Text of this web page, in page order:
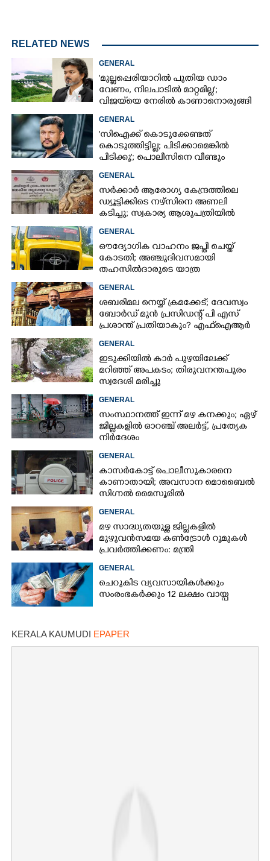
RELATED NEWS
GENERAL
'മുല്ലപ്പെരിയാറിൽ പുതിയ ഡാം
വേണം, നിലപാടിൽ മാറ്റമില്ല';
വിജയ്‌യെ നേരിൽ കാണാനൊരുങ്ങി
കേരള സർക്കാർ
GENERAL
'സിഐക്ക് കൊടുക്കേണ്ടത്
കൊടുത്തിട്ടില്ല; പിടിക്കാമെങ്കിൽ
പിടിക്കൂ'; പൊലീസിനെ വീണ്ടും
വെല്ലുവിളിച്ച് അർജുൻ ആയങ്കി
GENERAL
സർക്കാർ ആരോഗ്യ കേന്ദ്രത്തിലെ
ഡ്യൂട്ടിക്കിടെ നഴ്സിനെ അണലി
കടിച്ചു; സ്വകാര്യ ആശുപത്രിയിൽ
ചികിത്സയിൽ
GENERAL
ഔദ്യോഗിക വാഹനം ജപ്തി ചെയ്ത്
കോടതി; അഞ്ചുദിവസമായി
തഹസിൽദാരുടെ യാത്ര
ടിപ്പർ ലോറിയിൽ
GENERAL
ശബരിമല നെയ്യ് ക്രമക്കേട്; ദേവസ്വം
ബോർഡ് മുൻ പ്രസിഡന്റ് പി എസ്
പ്രശാന്ത് പ്രതിയാകും? എഫ്ഐആർ
ഇന്ന് കോടതിയിൽ
GENERAL
ഇടുക്കിയിൽ കാർ പുഴയിലേക്ക്
മറിഞ്ഞ് അപകടം; തിരുവനന്തപുരം
സ്വദേശി മരിച്ചു
GENERAL
സംസ്ഥാനത്ത് ഇന്ന് മഴ കനക്കും; ഏഴ്
ജില്ലകളിൽ ഓറഞ്ച് അലർട്ട്, പ്രത്യേക
നിർദേശം
GENERAL
കാസർകോട്ട് പൊലീസുകാരനെ
കാണാതായി; അവസാന മൊബൈൽ
സിഗ്നൽ മൈസൂരിൽ
GENERAL
മഴ സാദ്ധ്യതയുള്ള ജില്ലകളിൽ
മുഴുവൻസമയ കൺട്രോൾ റൂമുകൾ
പ്രവർത്തിക്കണം: മന്ത്രി
GENERAL
ചെറുകിട വ്യവസായികൾക്കും
സംരംഭകർക്കും 12 ലക്ഷം വായ്പ
KERALA KAUMUDI EPAPER